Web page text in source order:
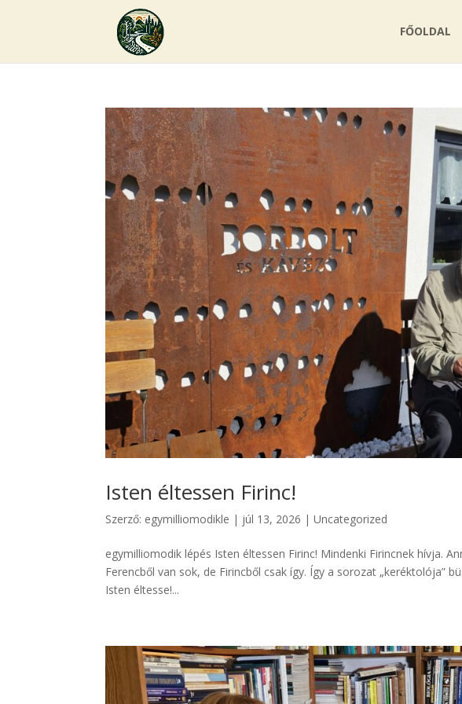
FŐOLDAL
Isten éltessen Firinc!
Szerző: egymilliomodikle | júl 13, 2026 |Uncategorized
egymilliomodik lépés Isten éltessen Firinc! Mindenki Firincnek hívja.
Ferencből van sok, de Firincből csak így. Így a sorozat „keréktolója”
Isten éltesse!...